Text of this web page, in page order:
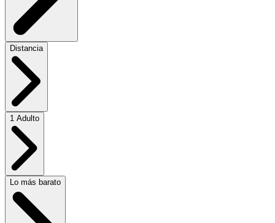
Distancia
1 Adulto
Lo más barato